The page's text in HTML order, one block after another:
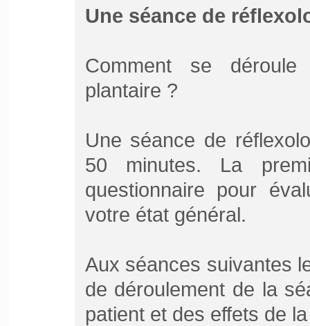
Une séance de
Comment se
plantaire ?
Une séance de
50 minutes. La
questionnaire pour
votre état général.
Aux séances suivantes
de déroulement de la
patient et des effets de